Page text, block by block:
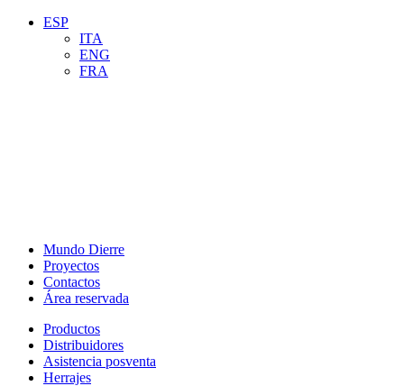
ESP
ITA
ENG
FRA
Mundo Dierre
Proyectos
Contactos
Área reservada
Productos
Distribuidores
Asistencia posventa
Herrajes